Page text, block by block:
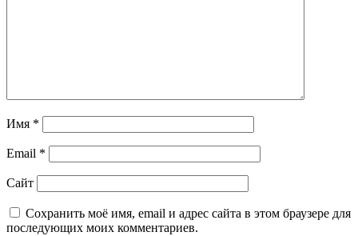
Имя *
Email *
Сайт
Сохранить моё имя, email и адрес сайта в этом браузере для
последующих моих комментариев.